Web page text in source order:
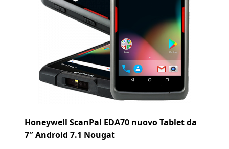
Honeywell ScanPal EDA70 nuovo Tabletda
7″ Android 7.1 Nougat